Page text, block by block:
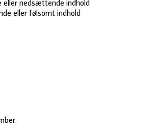
eller nedsættende indhold
eller følsomt indhold